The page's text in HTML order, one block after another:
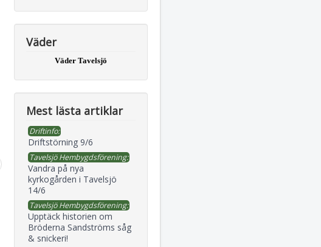
Väder
Väder Tavelsjö
Mest lästa artiklar
Driftinfo:
Driftstörning 9/6
Tavelsjö Hembygdsförening:
Vandra på nya
kyrkogården i Tavelsjö
14/6
Tavelsjö Hembygdsförening:
Upptäck historien om
Bröderna Sandströms såg
& snickeri!